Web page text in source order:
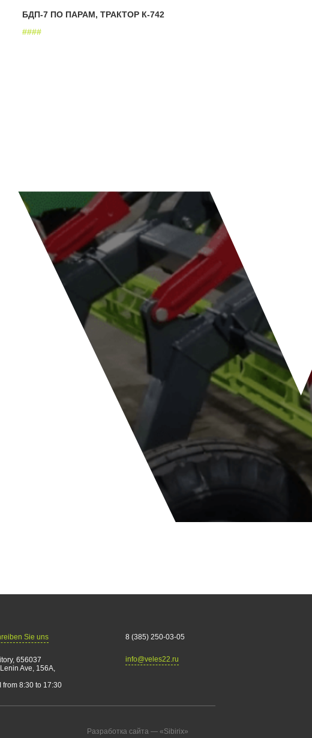
БДП-7 ПО ПАРАМ, ТРАКТОР К-742
####
Sie uns
656037
Ave, 156А,
from 8:30 to 17:30
8 (385) 250-03-05
info@veles22.ru
Разработка сайта — «Sibirix»